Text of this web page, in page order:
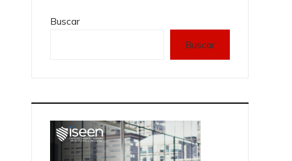
Buscar
Buscar